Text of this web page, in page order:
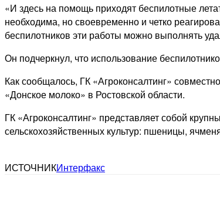
«И здесь на помощь приходят беспилотные
необходима, но своевременно и четко
беспилотников эти работы можно выполнять
Он подчеркнул, что использование
Как сообщалось, ГК «Агроконсалтинг»
«Донское молоко» в Ростовской области.
ГК «Агроконсалтинг» представляет собой
сельскохозяйственных культур: пшеницы,
ИСТОЧНИКИнтерфакс